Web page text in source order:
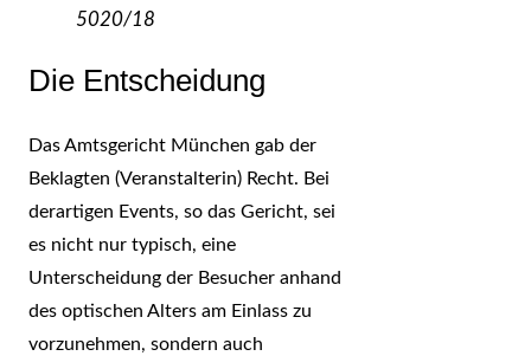
5020/18
Die Entscheidung
Das Amtsgericht München gab der
Beklagten (Veranstalterin) Recht. Bei
derartigen Events, so das Gericht, sei
es nicht nur typisch, eine
Unterscheidung der Besucher anhand
des optischen Alters am Einlass zu
vorzunehmen, sondern auch